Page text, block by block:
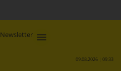
Newsletter
09.08.2026 | 09:33